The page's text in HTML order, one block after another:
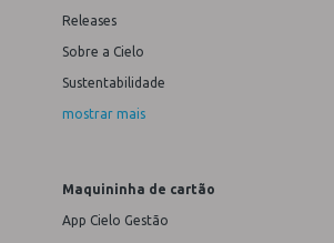
Releases
Sobre a Cielo
Sustentabilidade
mostrar mais
Maquininha de cartão
App Cielo Gestão